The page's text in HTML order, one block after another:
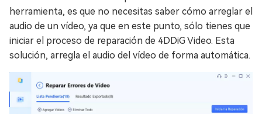
herramienta, es que no necesitas saber cómo arreglar el
audio de un vídeo, ya que en este punto, sólo tienes que
iniciar el proceso de reparación de 4DDiG Video. Esta
solución, arregla el audio del vídeo de forma automática.